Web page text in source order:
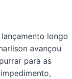
longo
avançou
para as